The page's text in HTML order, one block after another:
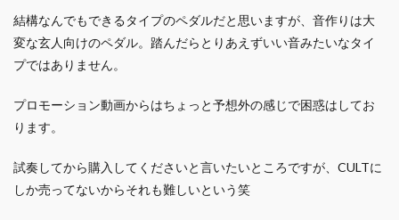
結構なんでもできるタイプのペダルだと思いますが、音作りは大
変な玄人向けのペダル。踏んだらとりあえずいい音みたいなタイ
プではありません。
プロモーション動画からはちょっと予想外の感じで困惑はしてお
ります。
試奏してから購入してくださいと言いたいところですが、CULTに
しか売ってないからそれも難しいという笑